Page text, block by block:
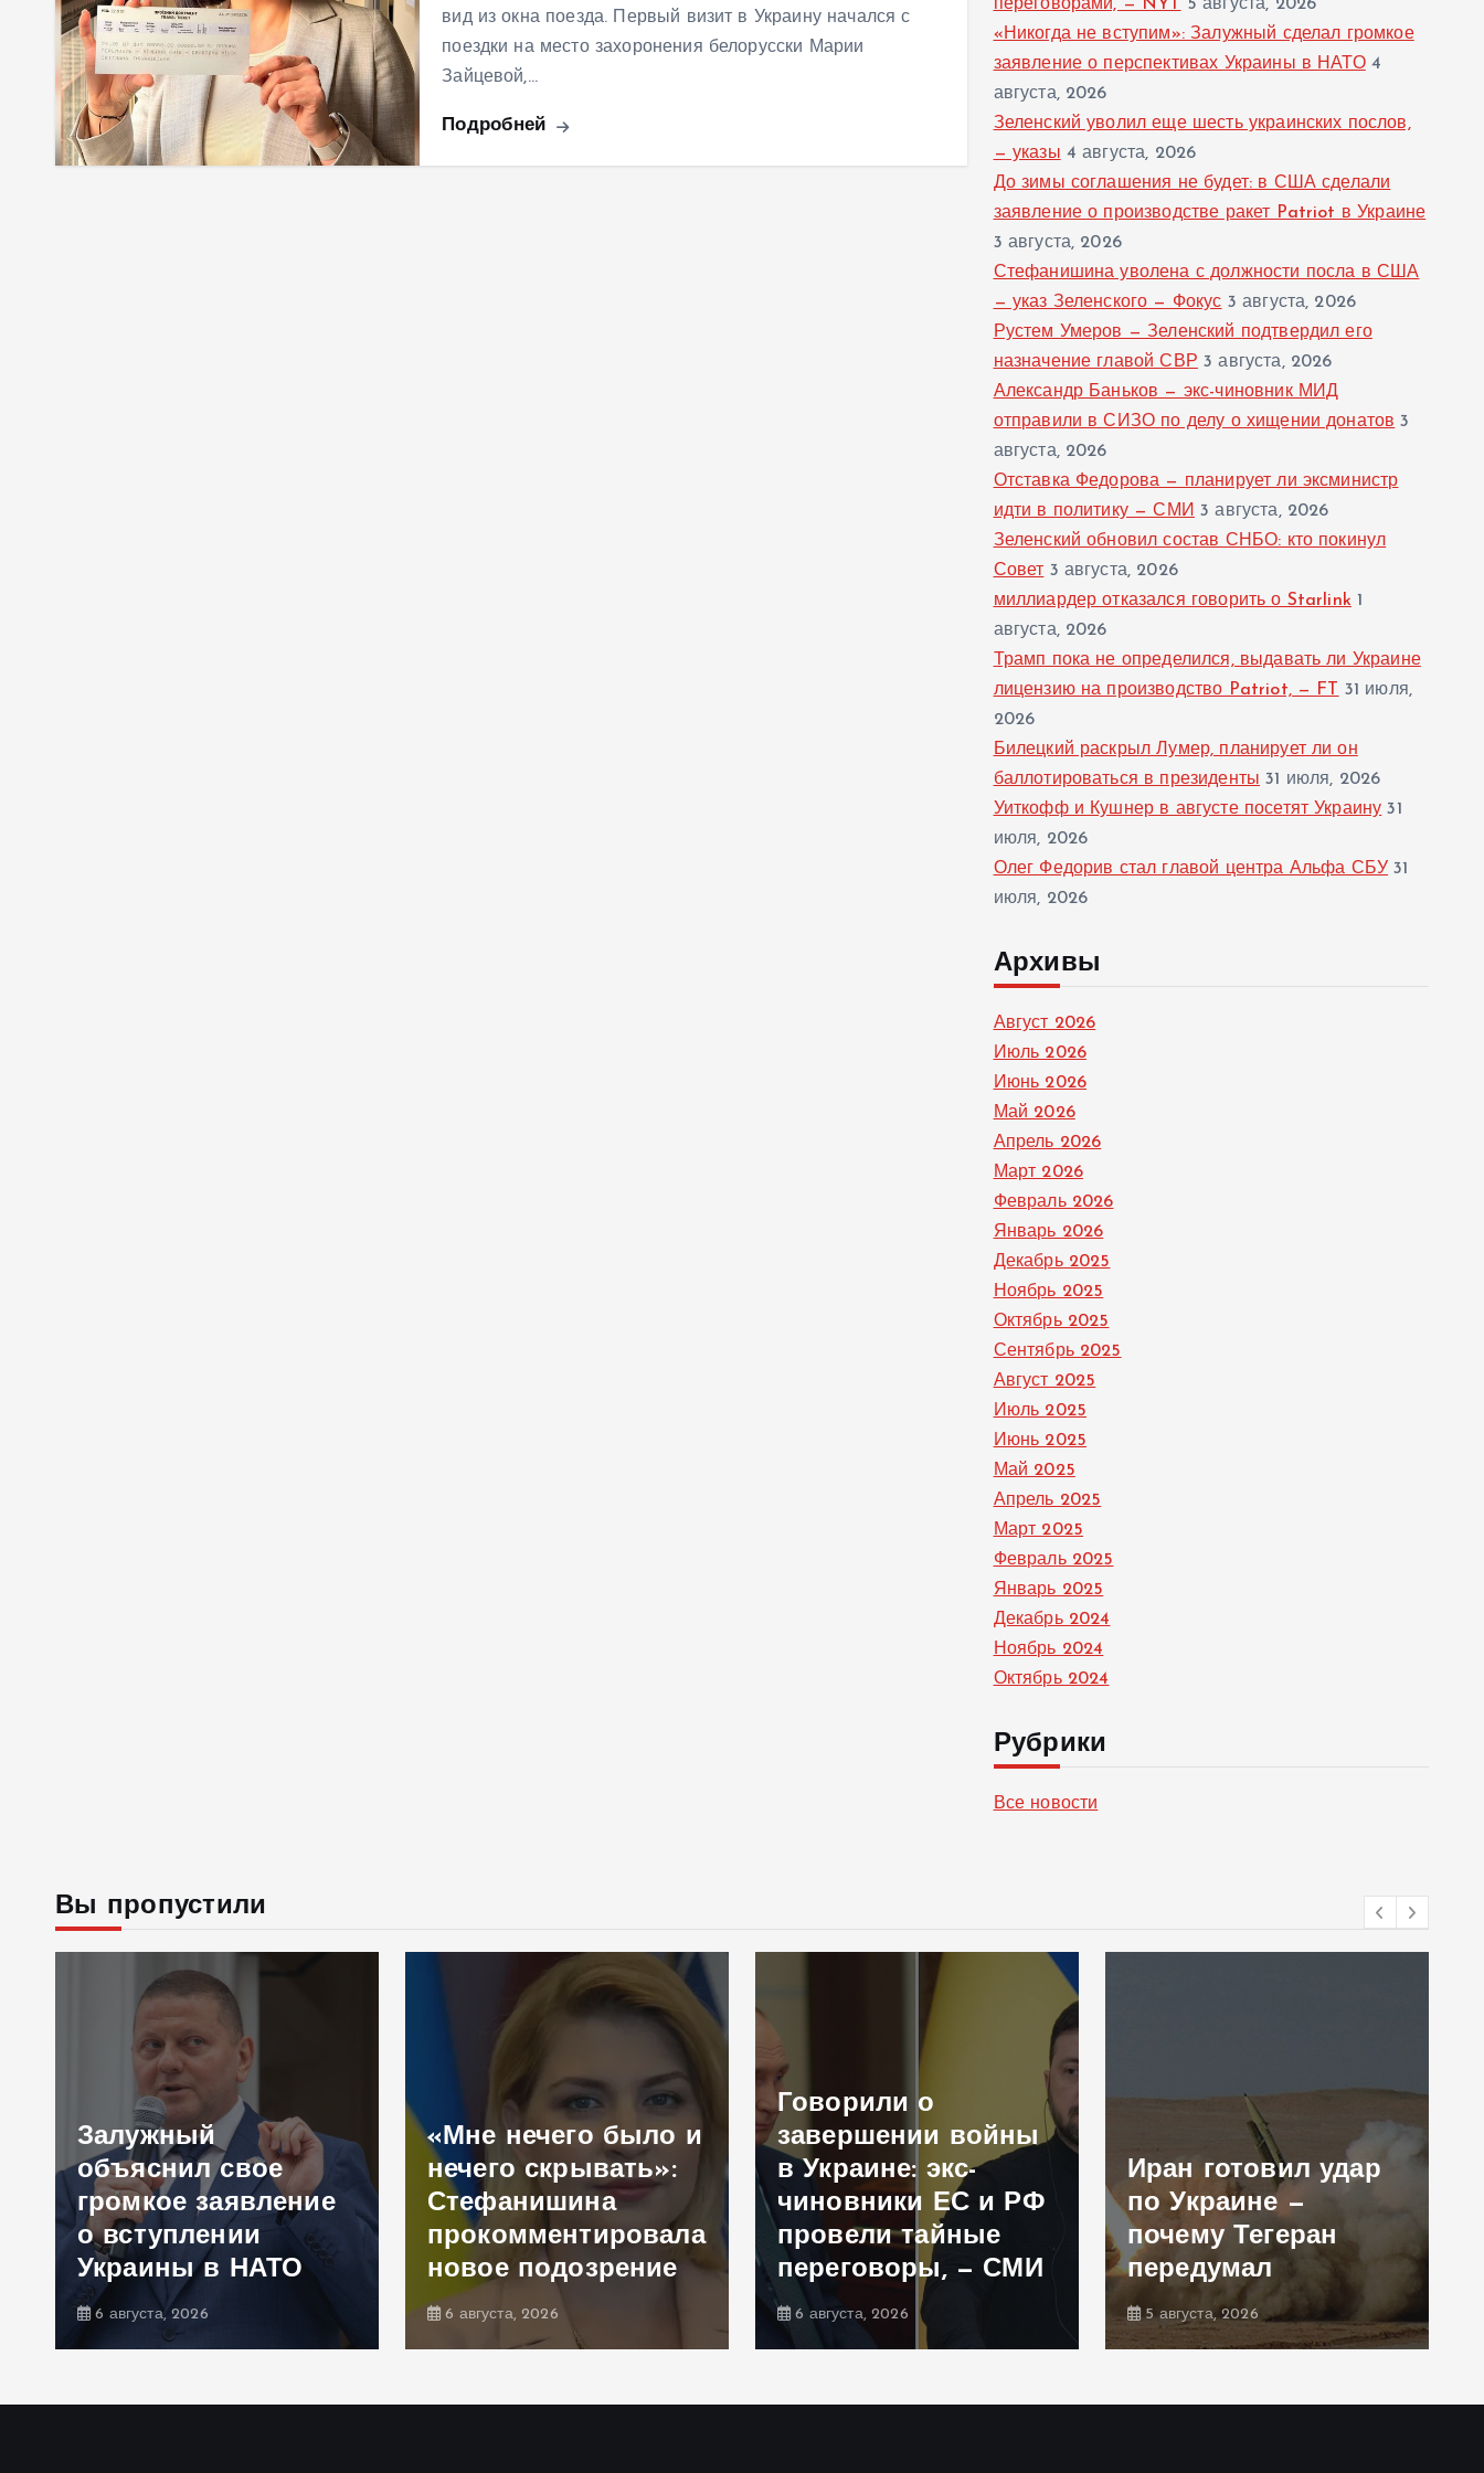
вид из окна поезда. Первый визит в Украину начался с
поездки на место захоронения белорусски Марии
Зайцевой,…
Подробней
переговорами, — NYT
5 августа, 2026
«Никогда не вступим»: Залужный сделал громкое
заявление о перспективах Украины в НАТО 4
августа, 2026
Зеленский уволил еще шесть украинских послов,
— указы 4 августа, 2026
До зимы соглашения не будет: в США сделали
заявление о производстве ракет Patriot в Украине
3 августа, 2026
Стефанишина уволена с должности посла в США
— указ Зеленского — Фокус 3 августа, 2026
Рустем Умеров — Зеленский подтвердил его
назначение главой СВР 3 августа, 2026
Александр Баньков — экс-чиновник МИД
отправили в СИЗО по делу о хищении донатов 3
августа, 2026
Отставка Федорова — планирует ли эксминистр
идти в политику — СМИ 3 августа, 2026
Зеленский обновил состав СНБО: кто покинул
Совет 3 августа, 2026
миллиардер отказался говорить о Starlink 1
августа, 2026
Трамп пока не определился, выдавать ли Украине
лицензию на производство Patriot, — FT
31 июля,
2026
Билецкий раскрыл Лумер, планирует ли он
баллотироваться в президенты 31 июля, 2026
Уиткофф и Кушнер в августе посетят Украину 31
июля, 2026
Олег Федорив стал главой центра Альфа СБУ 31
июля, 2026
Архивы
Август 2026
Июль 2026
Июнь 2026
Май 2026
Апрель 2026
Март 2026
Февраль 2026
Январь 2026
Декабрь 2025
Ноябрь 2025
Октябрь 2025
Сентябрь 2025
Август 2025
Июль 2025
Июнь 2025
Май 2025
Апрель 2025
Март 2025
Февраль 2025
Январь 2025
Декабрь 2024
Ноябрь 2024
Октябрь 2024
Рубрики
Все новости
Вы пропустили
Залужный
объяснил свое
громкое заявление
о вступлении
Украины в НАТО
6 августа, 2026
«Мне нечего было и
нечего скрывать»:
Стефанишина
прокомментировала
новое подозрение
6 августа, 2026
Говорили о
завершении войны
в Украине: экс-
чиновники ЕС и РФ
провели тайные
переговоры, — СМИ
6 августа, 2026
Иран готовил удар
по Украине —
почему Тегеран
передумал
5 августа, 2026